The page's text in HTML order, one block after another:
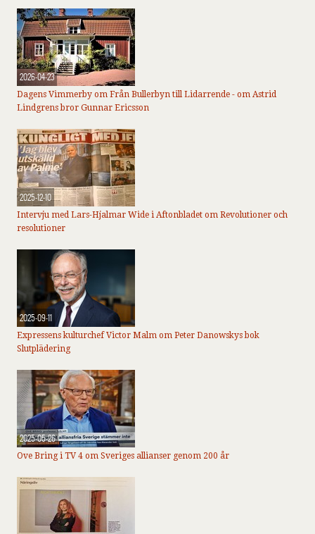
2026-04-23
Dagens Vimmerby om Från Bullerbyn till Lidarrende - om Astrid
Lindgrens bror Gunnar Ericsson
2025-12-10
Intervju med Lars-Hjalmar Wide i Aftonbladet om Revolutioner och
resolutioner
2025-09-11
Expressens kulturchef Victor Malm om Peter Danowskys bok
Slutplädering
2025-05-26
Ove Bring i TV 4 om Sveriges allianser genom 200 år